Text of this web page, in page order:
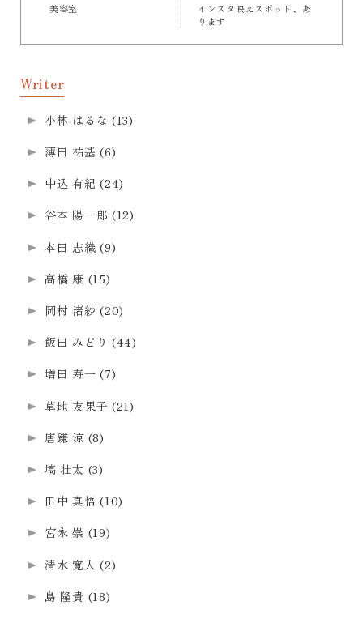
美容室
インスタ映えスポット、あ
ります
Writer
小林 はるな (13)
薄田 祐基 (6)
中込 有紀 (24)
谷本 陽一郎 (12)
本田 志織 (9)
高橋 康 (15)
岡村 渚紗 (20)
飯田 みどり (44)
増田 寿一 (7)
草地 友果子 (21)
唐鎌 涼 (8)
塙 壮太 (3)
田中 真悟 (10)
宮永 崇 (19)
清水 寛人 (2)
島 隆貴 (18)